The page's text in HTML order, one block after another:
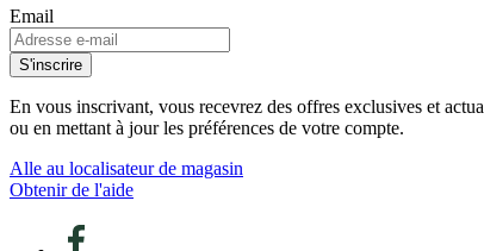
Email
S'inscrire
En vous inscrivant, vous recevrez des offres exclusives et
ou en mettant à jour les préférences de votre compte.
Alle au localisateur de magasin
Obtenir de l'aide